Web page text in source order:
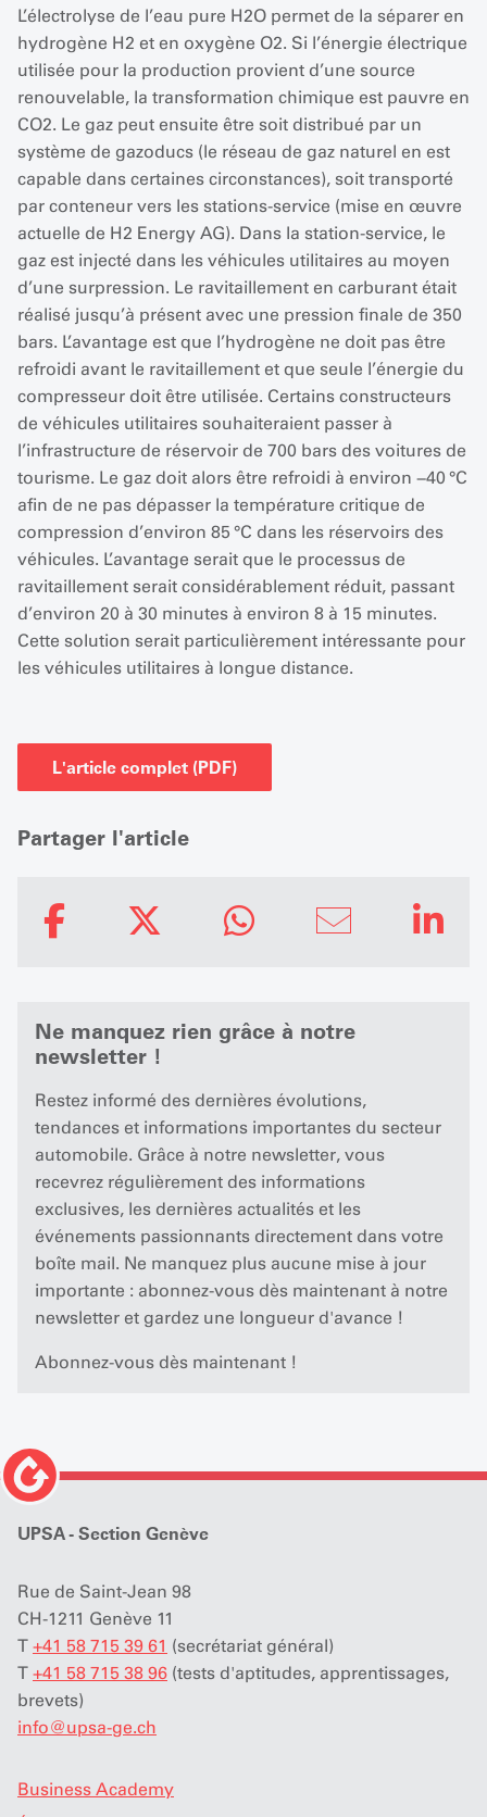
L’électrolyse de l’eau pure H2O permet de la séparer en
hydrogène H2 et en oxygène O2. Si l’énergie électrique
utilisée pour la production provient d’une source
renouvelable, la transformation chimique est pauvre en
CO2. Le gaz peut ensuite être soit distribué par un
système de gazoducs (le réseau de gaz naturel en est
capable dans certaines circonstances), soit transporté
par conteneur vers les stations-service (mise en œuvre
actuelle de H2 Energy AG). Dans la station-service, le
gaz est injecté dans les véhicules utilitaires au moyen
d’une surpression. Le ravitaillement en carburant était
réalisé jusqu’à présent avec une pression finale de 350
bars. L’avantage est que l’hydrogène ne doit pas être
refroidi avant le ravitaillement et que seule l’énergie du
compresseur doit être utilisée. Certains constructeurs
de véhicules utilitaires souhaiteraient passer à
l’infrastructure de réservoir de 700 bars des voitures de
tourisme. Le gaz doit alors être refroidi à environ −40 °C
afin de ne pas dépasser la température critique de
compression d’environ 85 °C dans les réservoirs des
véhicules. L’avantage serait que le processus de
ravitaillement serait considérablement réduit, passant
d’environ 20 à 30 minutes à environ 8 à 15 minutes.
Cette solution serait particulièrement intéressante pour
les véhicules utilitaires à longue distance.
L'article complet (PDF)
Partager l'article
Ne manquez rien grâce à notre
newsletter !
Restez informé des dernières évolutions,
tendances et informations importantes du secteur
automobile. Grâce à notre newsletter, vous
recevrez régulièrement des informations
exclusives, les dernières actualités et les
événements passionnants directement dans votre
boîte mail. Ne manquez plus aucune mise à jour
importante : abonnez-vous dès maintenant à notre
newsletter et gardez une longueur d'avance !
Abonnez-vous dès maintenant !
UPSA - Section Genève
Rue de Saint-Jean 98
CH-1211 Genève 11
T +41 58 715 39 61 (secrétariat général)
T +41 58 715 38 96 (tests d'aptitudes, apprentissages,
brevets)
info@upsa-ge.ch
Business Academy